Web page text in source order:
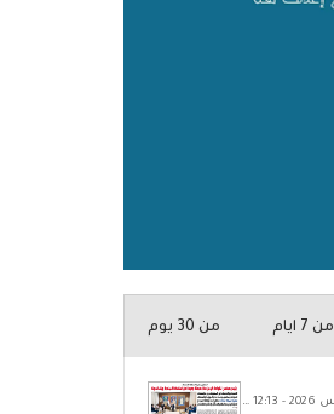
من 7 ايام من 30 يوم